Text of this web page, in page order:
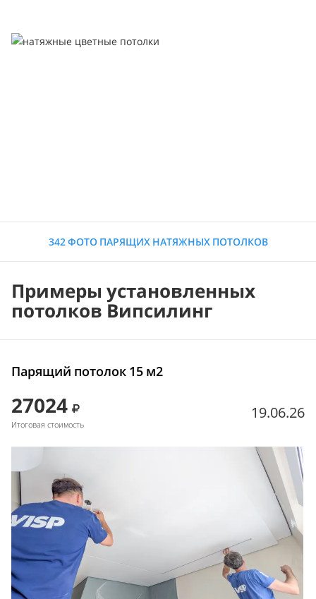
342 ФОТО ПАРЯЩИХ НАТЯЖНЫХ ПОТОЛКОВ
Примеры установленных
потолков Випсилинг
Парящий потолок 15 м2
27024
Итоговая стоимость
19.06.26